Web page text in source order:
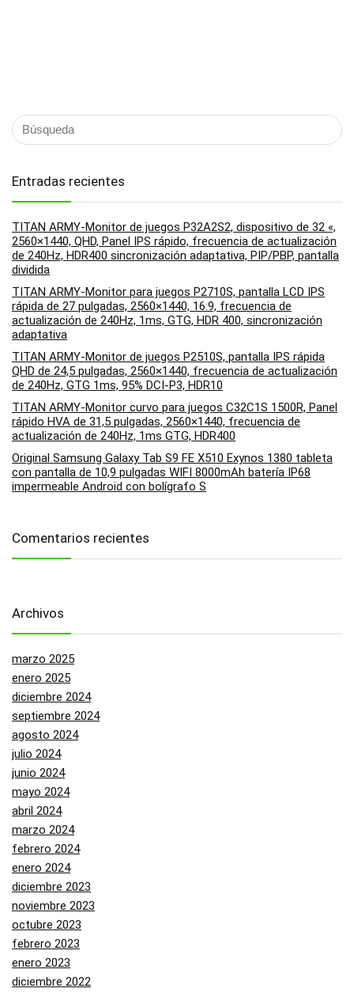
Entradas recientes
TITAN ARMY-Monitor de juegos P32A2S2, dispositivo de 32 «,
2560×1440, QHD, Panel IPS rápido, frecuencia de actualización
de 240Hz, HDR400 sincronización adaptativa, PIP/PBP, pantalla
dividida
TITAN ARMY-Monitor para juegos P2710S, pantalla LCD IPS
rápida de 27 pulgadas, 2560×1440, 16:9, frecuencia de
actualización de 240Hz, 1ms, GTG, HDR 400, sincronización
adaptativa
TITAN ARMY-Monitor de juegos P2510S, pantalla IPS rápida
QHD de 24,5 pulgadas, 2560×1440, frecuencia de actualización
de 240Hz, GTG 1ms, 95% DCI-P3, HDR10
TITAN ARMY-Monitor curvo para juegos C32C1S 1500R, Panel
rápido HVA de 31,5 pulgadas, 2560×1440, frecuencia de
actualización de 240Hz, 1ms GTG, HDR400
Original Samsung Galaxy Tab S9 FE X510 Exynos 1380 tableta
con pantalla de 10,9 pulgadas WIFI 8000mAh batería IP68
impermeable Android con bolígrafo S
Comentarios recientes
Archivos
marzo 2025
enero 2025
diciembre 2024
septiembre 2024
agosto 2024
julio 2024
junio 2024
mayo 2024
abril 2024
marzo 2024
febrero 2024
enero 2024
diciembre 2023
noviembre 2023
octubre 2023
febrero 2023
enero 2023
diciembre 2022